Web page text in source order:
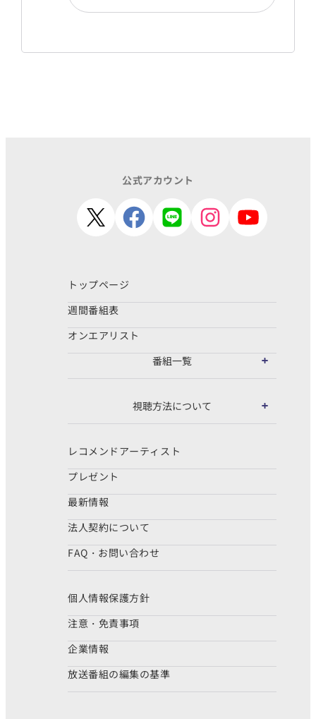
公式アカウント
トップページ
週間番組表
オンエアリスト
番組一覧
視聴方法について
レコメンドアーティスト
プレゼント
最新情報
法人契約について
FAQ・お問い合わせ
個人情報保護方針
注意・免責事項
企業情報
放送番組の編集の基準